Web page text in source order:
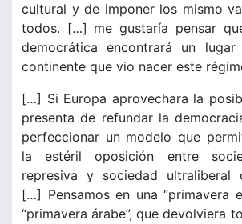
cultural y de imponer los mismo
todos. […] me gustaría pensar
democrática encontrará un
continente que vio nacer este
[…] Si Europa aprovechara la
presenta de refundar la
perfeccionar un modelo que
la estéril oposición entre
represiva y sociedad ultraliberal
[…] Pensamos en una “primavera
“primavera árabe”, que devolviera